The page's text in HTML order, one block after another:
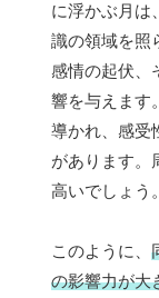
に浮かぶ月は
識の領域を照
感情の起伏、
響を与えます
導かれ、感受
があります。
高いでしょう。
このように、
の影響力が大